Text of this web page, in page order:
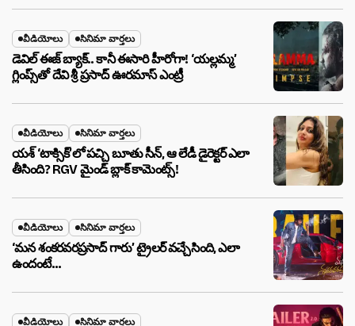
వీడియోలు సినిమా వార్తలు
డెవిల్ ఈజ్ బ్యాక్.. కానీ ఈసారి హీరోగా! ‘యల్లమ్మ’
గ్లింప్స్‌తో దేవి శ్రీ ప్రసాద్ ఊరమాస్ ఎంట్రీ
వీడియోలు సినిమా వార్తలు
యశ్ ‘టాక్సిక్’లో పచ్చి బూతు సీన్, ఆ లేడీ డైరెక్టర్ ఎలా
తీసింది? RGV మైండ్ బ్లాక్ కామెంట్స్!
వీడియోలు సినిమా వార్తలు
‘మన శంకరవరప్రసాద్ గారు’ ట్రైలర్ వచ్చేసింది, ఎలా
ఉందంటే…
వీడియోలు సినిమా వార్తలు